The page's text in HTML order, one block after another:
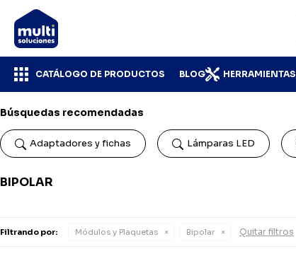
CATÁLOGO DE PRODUCTOS BLOG HERRAMIENTAS
Búsquedas recomendadas
Adaptadores y fichas Lámparas LED
BIPOLAR
Filtrando por: Módulos y Plaquetas Bipolar Quitar filtros